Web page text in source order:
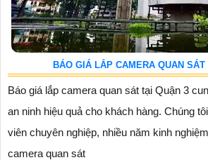
BÁO GIÁ LẮP CAMERA QUAN SÁT
Báo giá lắp camera quan sát tại Quận 3
an ninh hiệu quả cho khách hàng. Chúng
viên chuyên nghiệp, nhiều năm kinh
camera quan sát